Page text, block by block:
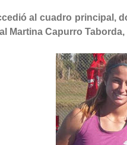
al cuadro principal,
Martina Capurro